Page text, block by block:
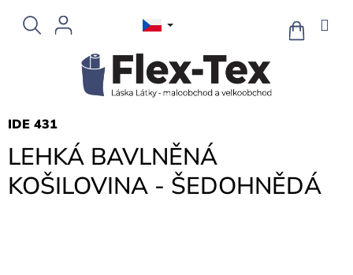
obsah
NÁKUPNÍ
KOŠÍK
LEHKÁ BAVLNĚNÁ
KOŠILOVINA - ŠEDOHNĚDÁ
IDE 431